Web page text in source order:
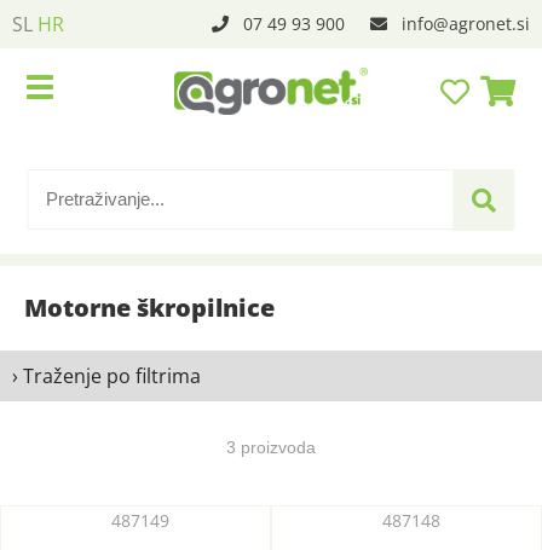
SL HR 07 49 93 900 info agronet.si
Motorne škropilnice
› Traženje po filtrima
3 proizvoda
487149 487148